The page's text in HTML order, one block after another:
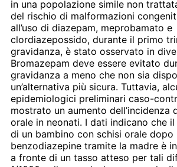
in una popolazione simile non
del rischio di malformazioni
all’uso di diazepam, meprobamato e
clordiazepossido, durante il primo
gravidanza, è stato osservato in
Bromazepam deve essere evitato
gravidanza a meno che non sia
un’alternativa più sicura. Tuttavia,
epidemiologici preliminari caso-
mostrato un aumento dell’incidenza
orale in neonati. I dati indicano che
di un bambino con schisi orale dopo
benzodiazepine tramite la madre è
a fronte di un tasso atteso per tali